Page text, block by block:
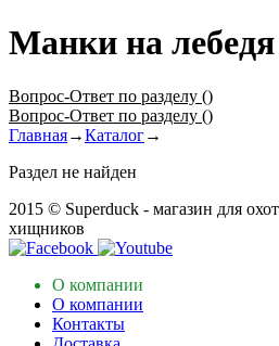
Манки на
Вопрос-Ответ по разделу ()
Вопрос-Ответ по разделу ()
Главная→Каталог→
Раздел не найден
2015 © Superduck - магазин для
хищников
О компании
О компании
Контакты